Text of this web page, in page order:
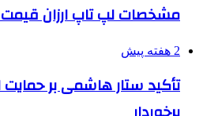
مشخصات لپ تاپ ارزان
2 هفته پیش
تأکید ستار هاشمی بر